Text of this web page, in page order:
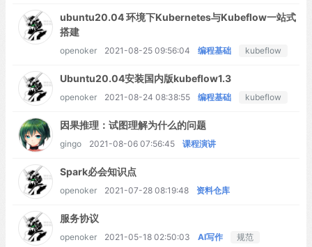
ubuntu20.04 环境下Kubernetes与Kubeflow一站式
搭建
openoker 2021-08-25 09:56:04 编程基础 kubeflow
Ubuntu20.04安装国内版kubeflow1.3
openoker 2021-08-24 08:38:55 编程基础 kubeflow
因果推理：试图理解为什么的问题
gingo 2021-08-06 07:56:45 课程演讲
Spark必会知识点
openoker 2021-07-28 08:19:48 资料仓库
服务协议
openoker 2021-05-18 02:50:03 AI写作 规范